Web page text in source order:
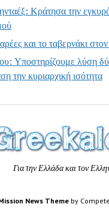
Κράτησα την
και το ταβερνάκι
Υποστηρίζουμε λύση
την κυριαρχική ισότητα
Για την Ελλάδα και τον
News Theme by